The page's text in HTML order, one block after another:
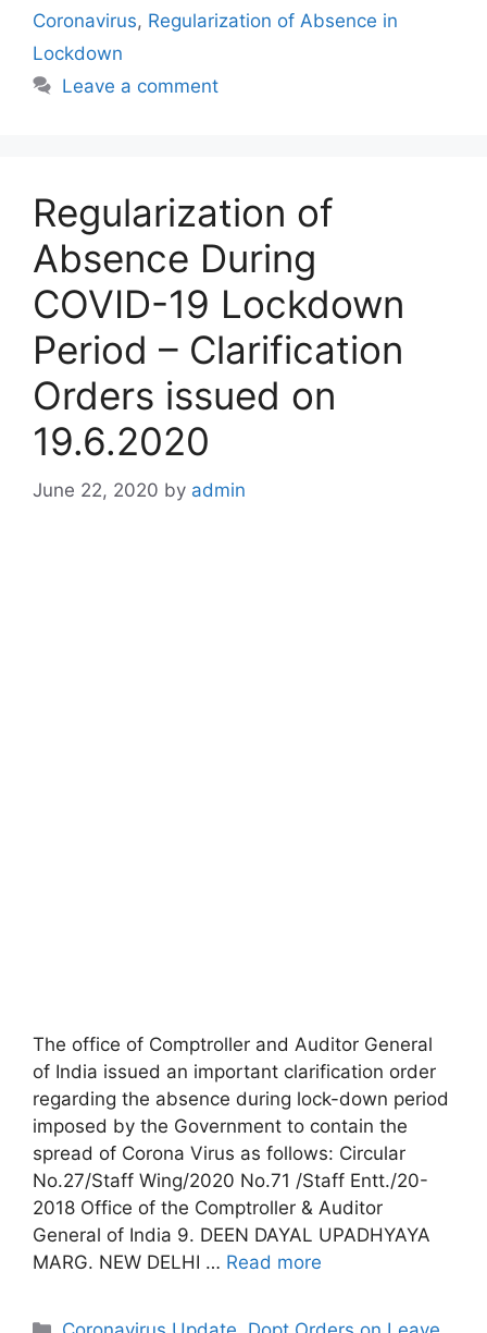
Coronavirus, Regularization of Absence in
Lockdown
Leave a comment
Regularization of
Absence During
COVID-19 Lockdown
Period – Clarification
Orders issued on
19.6.2020
June 22, 2020 by admin
The office of Comptroller and Auditor General
of India issued an important clarification order
regarding the absence during lock-down period
imposed by the Government to contain the
spread of Corona Virus as follows: Circular
No.27/Staff Wing/2020 No.71 /Staff Entt./20-
2018 Office of the Comptroller & Auditor
General of India 9. DEEN DAYAL UPADHYAYA
MARG. NEW DELHI … Read more
Categories